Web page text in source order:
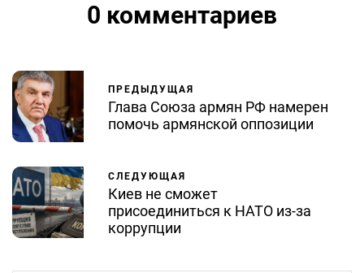
0 комментариев
ПРЕДЫДУЩАЯ
Глава Союза армян РФ намерен
помочь армянской оппозиции
СЛЕДУЮЩАЯ
Киев не сможет
присоединиться к НАТО из-за
коррупции